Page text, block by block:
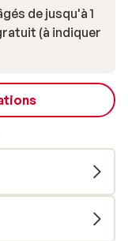
de jusqu'à 1
(à indiquer